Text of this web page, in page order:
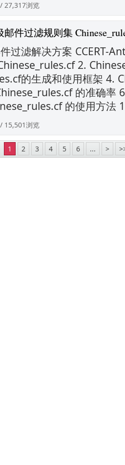
/ 27,317浏览
件过滤规则集
过滤解决方案 CCERT-
2.
的生成和使用框架 4.
的准确率
的使用方法
/ 15,501浏览
1 2 3 4 5 6 ... >